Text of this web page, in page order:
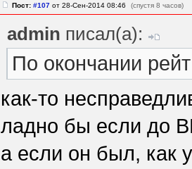
Пост: #107 от 28-Сен-2014 08:46 (спустя 8 часов)
admin писал(а):
По окончании
как-то
ладно бы если до
а если он был, как